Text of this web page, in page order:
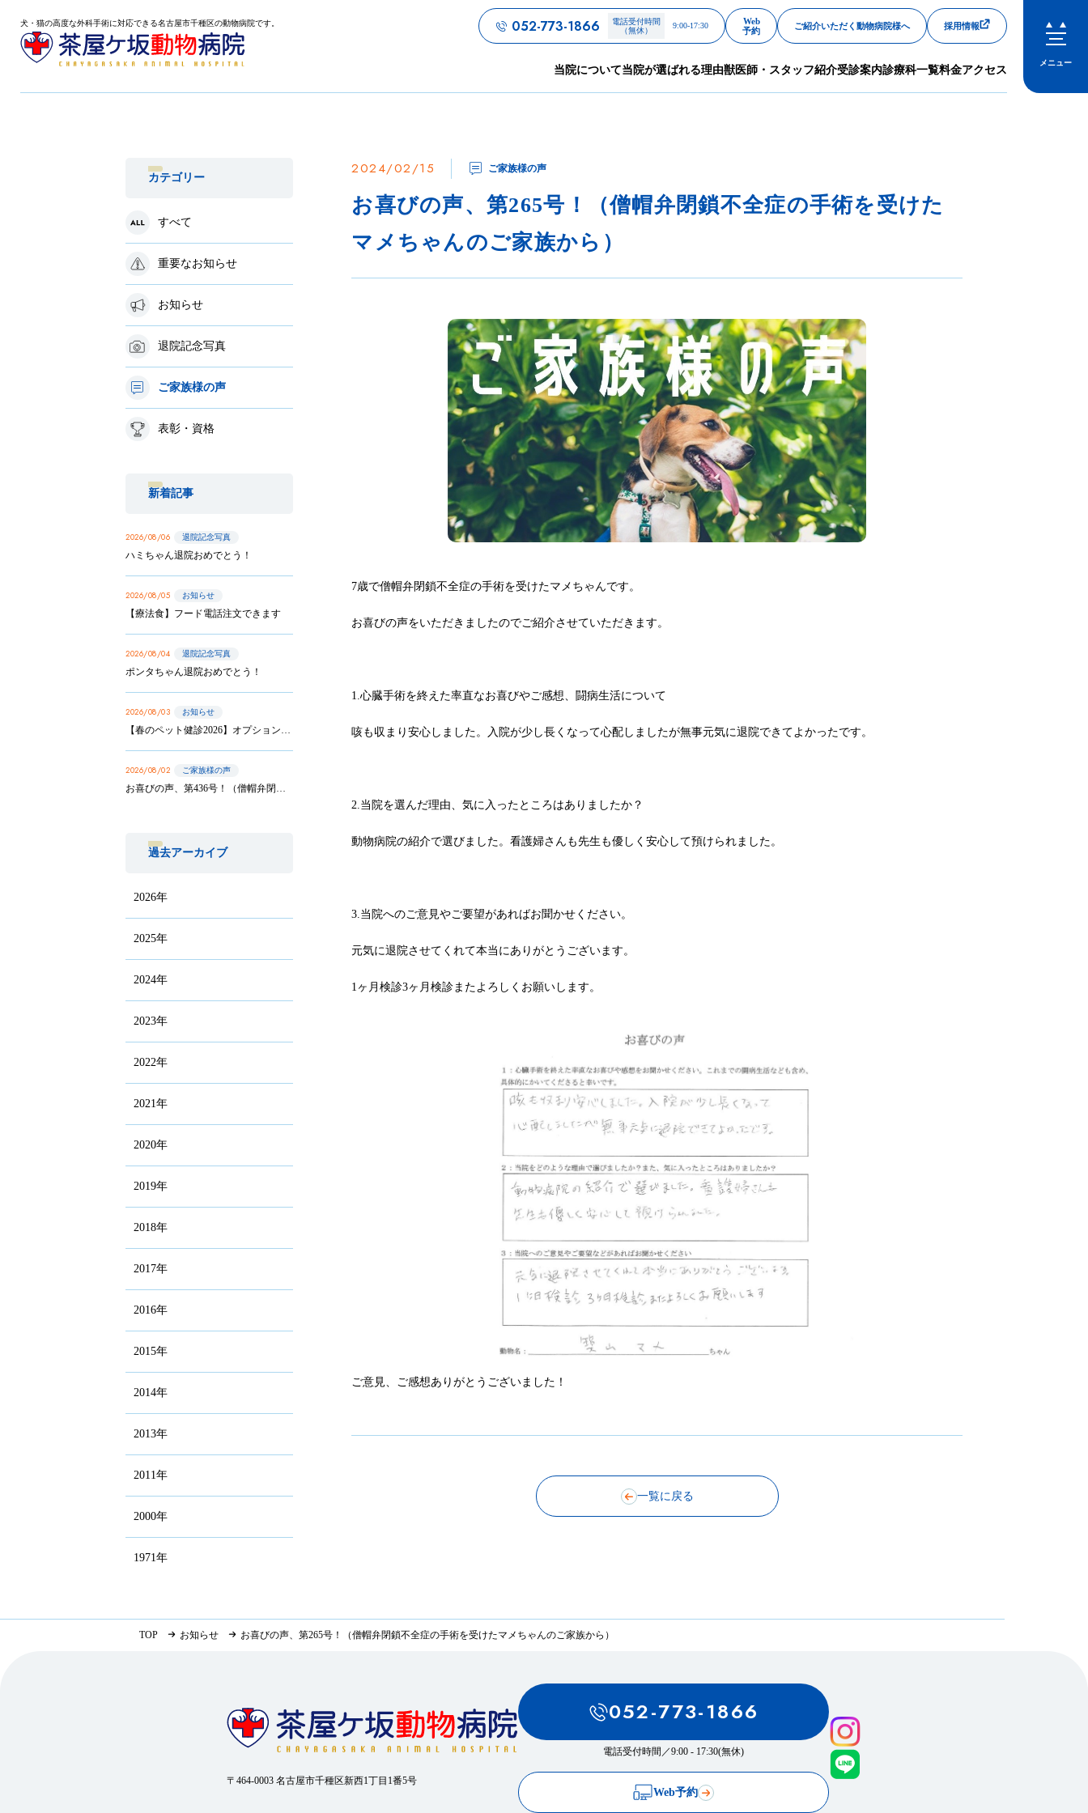
犬・猫の高度な外科手術に対応できる名古屋市千種区の動物病院です。 052-773-1866
電話受付時間
（無休）
9:00-17:30
Web
予約
ご紹介いただく動物病院様へ 採用情報
当院について当院が選ばれる理由獣医師・スタッフ紹介受診案内診療科一覧料金アクセス
メニュー
カテゴリー
すべて
重要なお知らせ
お知らせ
退院記念写真
ご家族様の声
表彰・資格
新着記事
2026/08/06 退院記念写真
ハミちゃん退院おめでとう！
2026/08/05 お知らせ
【療法食】フード電話注文できます
2026/08/04 退院記念写真
ポンタちゃん退院おめでとう！
2026/08/03 お知らせ
【春のペット健診2026】オプション実施は8/31まで！
2026/08/02 ご家族様の声
お喜びの声、第436号！（僧帽弁閉鎖不全症の手術を受けたサニーちゃんのご家族から）
過去アーカイブ
2026年
2025年
2024年
2023年
2022年
2021年
2020年
2019年
2018年
2017年
2016年
2015年
2014年
2013年
2011年
2000年
1971年
2024/02/15 ご家族様の声
お喜びの声、第265号！（僧帽弁閉鎖不全症の手術を受けた
マメちゃんのご家族から）
7歳で僧帽弁閉鎖不全症の手術を受けたマメちゃんです。
お喜びの声をいただきましたのでご紹介させていただきます。
1.心臓手術を終えた率直なお喜びやご感想、闘病生活について
咳も収まり安心しました。入院が少し長くなって心配しましたが無事元気に退院できてよかったです。
2.当院を選んだ理由、気に入ったところはありましたか？
動物病院の紹介で選びました。看護婦さんも先生も優しく安心して預けられました。
3.当院へのご意見やご要望があればお聞かせください。
元気に退院させてくれて本当にありがとうございます。
1ヶ月検診3ヶ月検診またよろしくお願いします。
ご意見、ご感想ありがとうございました！
一覧に戻る
TOP お知らせ お喜びの声、第265号！（僧帽弁閉鎖不全症の手術を受けたマメちゃんのご家族から）
〒464-0003 名古屋市千種区新西1丁目1番5号
052-773-1866
電話受付時間／9:00 - 17:30(無休)
Web予約